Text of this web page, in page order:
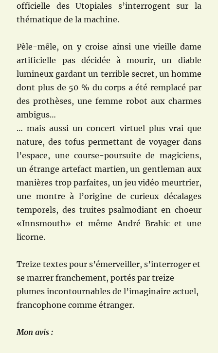
officielle des Utopiales s’interrogent sur la
thématique de la machine.
Pèle-mêle, on y croise ainsi une vieille dame
artificielle pas décidée à mourir, un diable
lumineux gardant un terrible secret, un homme
dont plus de 50 % du corps a été remplacé par
des prothèses, une femme robot aux charmes
ambigus…
… mais aussi un concert virtuel plus vrai que
nature, des tofus permettant de voyager dans
l’espace, une course-poursuite de magiciens,
un étrange artefact martien, un gentleman aux
manières trop parfaites, un jeu vidéo meurtrier,
une montre à l’origine de curieux décalages
temporels, des truites psalmodiant en choeur
«Innsmouth» et même André Brahic et une
licorne.
Treize textes pour s’émerveiller, s’interroger et
se marrer franchement, portés par treize
plumes incontournables de l’imaginaire actuel,
francophone comme étranger.
Mon avis :